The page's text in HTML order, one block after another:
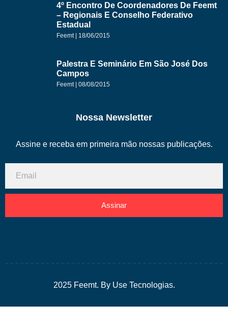
4º Encontro De Coordenadores De Feemt
– Regionais E Conselho Federativo
Estadual
Feemt 18/06/2015
Palestra E Seminário Em São José Dos
Campos
Feemt 08/08/2015
Nossa Newsletter
Assine e receba em primeira mão nossas publicações.
Assinar
2025 Feemt. By Use Tecnologias.